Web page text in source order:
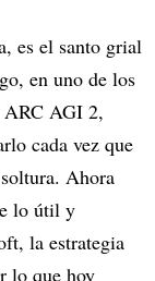
es el santo grial
en uno de los
ARC AGI 2,
cada vez que
Ahora
lo útil y
la estrategia
lo que hoy